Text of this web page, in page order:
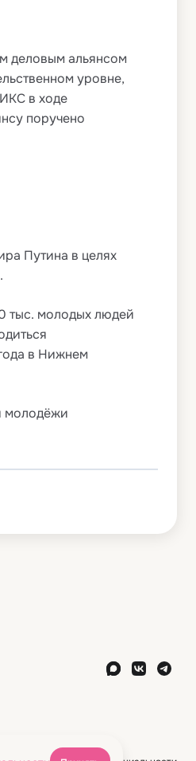
деловым альянсом
уровне,
в ходе
поручено
Путина в целях
тыс. молодых людей
в Нижнем
молодёжи